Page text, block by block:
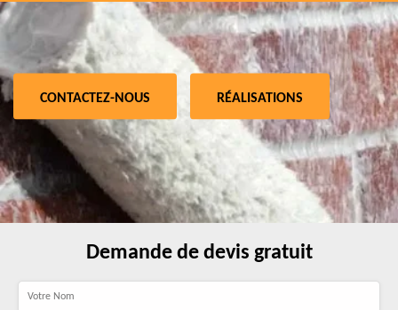
CONTACTEZ-NOUS RÉALISATIONS
Demande de devis gratuit